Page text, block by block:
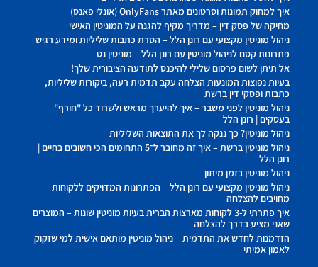
איך למחוק תמונות וסרטונים מאתר OnlyFans (אונלי פאנס)
מחיקה של פסק דין – מדריך מקיף להגנה על המוניטין האישי
ניהול מוניטין מקצועי עם רונן הלל – הסרת כתבות שליליות ומידע רגיש
פתרונות קסם לניהול מוניטין עם רונן הלל – מוניטין נט
אל תיתן לשום פרסום שלילי להיכנס לתודעה הציבורית שלך!
בעיות נפוצות המונעות הצלחה עקב תדמית רעה, ביקורות שליליות,
כתבות ופסקי דין ברשת
ניהול מוניטין לפני משבר – איך להיערך מראש ולשרוד כל "חורף"
בעסקים | רונן הלל
ניהול מוניטין? כך ננקה לך את התוצאות השליליות
ניהול מוניטין ברשת – איך זה מחובר ל־5 התחומים הכי חשובים בחיים |
רונן הלל
ניהול מוניטין בזמן מיתון
ניהול מוניטין מקצועי עם רונן הלל – הפתרונות המדויקים ללקוחות
מחויבים להצלחה
איך פתרתי ל-3 לקוחות מארצות הברית בעיות מוניטין שונות – המוצרים
שאני מציע בדרך להצלחה
הזדמנות לחדש את התדמית – ניהול מוניטין מותאם אישית למי שזקוק
לאמון אמיתי